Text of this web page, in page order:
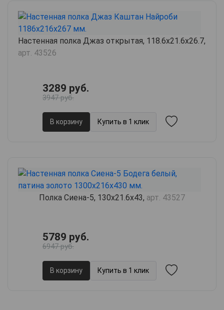
Настенная полка Джаз открытая, 118.6х21.6х26.7,
арт. 43526
3289 руб.
3947 руб.
В корзину Купить в 1 клик
Полка Сиена-5, 130х21.6х43, арт. 43527
5789 руб.
6947 руб.
В корзину Купить в 1 клик